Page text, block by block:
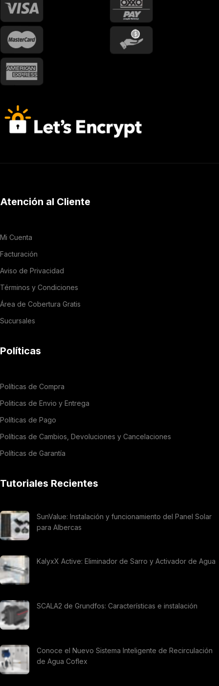
Atención al Cliente
Mi Cuenta
Facturación
Aviso de Privacidad
Términos y Condiciones
Área de Cobertura Gratis
Sucursales
Políticas
Políticas de Compra
Politicas de Envio y Entrega
Políticas de Pago
Políticas de Cambios, Devoluciones y Cancelaciones
Políticas de Garantía
Tutoriales Recientes
SunValue: Instalación y funcionamiento del Panel Solar
para Albercas
KalyxX Active: Eliminador de Sarro y Activador de Agua
SCALA2 de Grundfos: Características e instalación
Conoce el Nuevo Sistema Inteligente de Recirculación
de Agua Coflex